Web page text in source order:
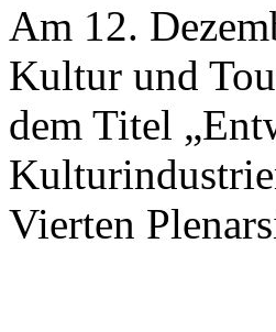
Am 12.
Kultur und
dem Titel
Vierten